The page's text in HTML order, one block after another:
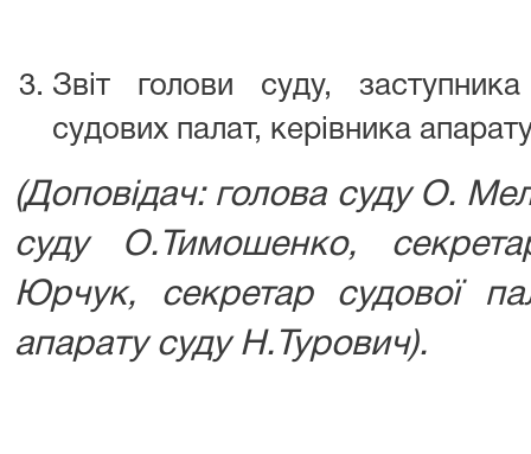
Звіт голови суду,
судових палат, керівника
(Доповідач: голова суду О.
суду О.Тимошенко,
Юрчук, секретар судової
апарату суду Н.Турович).